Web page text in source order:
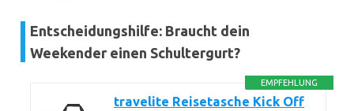
Entscheidungshilfe: Braucht dein
Weekender einen Schultergurt?
EMPFEHLUNG
travelite Reisetasche Kick Off